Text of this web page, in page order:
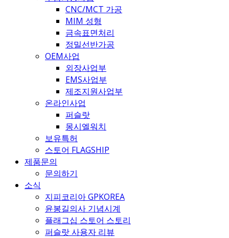
CNC/MCT 가공
MIM 성형
금속표면처리
정밀선반가공
OEM사업
외장사업부
EMS사업부
제조지원사업부
온라인사업
퍼슬랏
몽시엘워치
보유특허
스토어 FLAGSHIP
제품문의
문의하기
소식
지피코리아 GPKOREA
윤봉길의사 기념시계
플래그십 스토어 스토리
퍼슬랏 사용자 리뷰